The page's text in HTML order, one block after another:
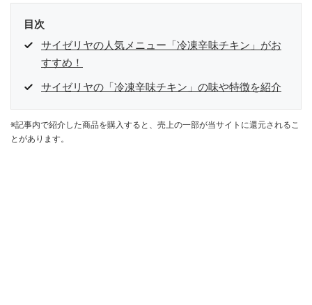
目次
サイゼリヤの人気メニュー「冷凍辛味チキン」がお
すすめ！
サイゼリヤの「冷凍辛味チキン」の味や特徴を紹介
※記事内で紹介した商品を購入すると、売上の一部が当サイトに還元されるこ
とがあります。